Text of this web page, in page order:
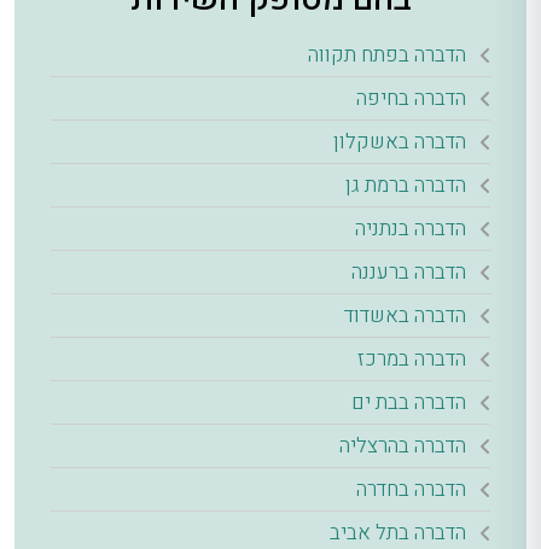
הדברה בפתח תקווה
הדברה בחיפה
הדברה באשקלון
הדברה ברמת גן
הדברה בנתניה
הדברה ברעננה
הדברה באשדוד
הדברה במרכז
הדברה בבת ים
הדברה בהרצליה
הדברה בחדרה
הדברה בתל אביב